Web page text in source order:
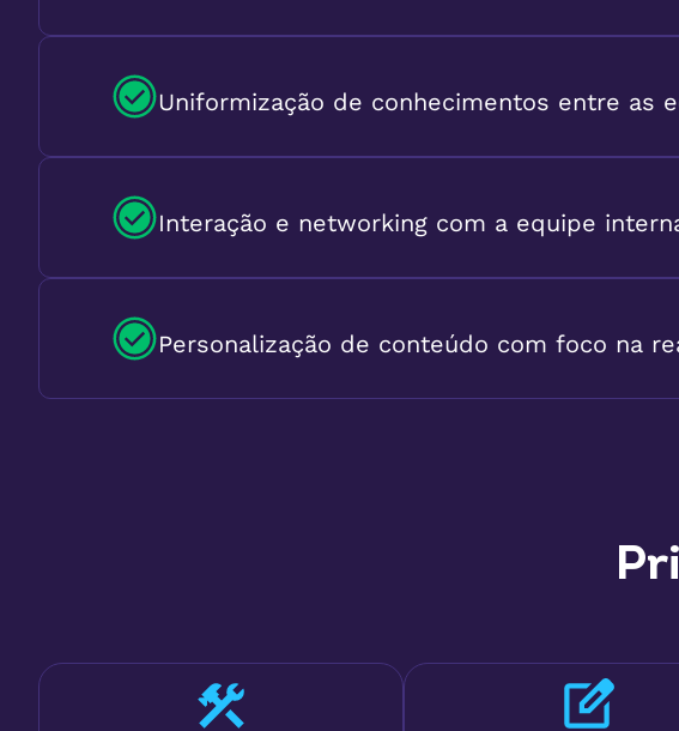
Uniformização de conhecimentos entre as
Interação e networking com a equipe
Personalização de conteúdo com foco na